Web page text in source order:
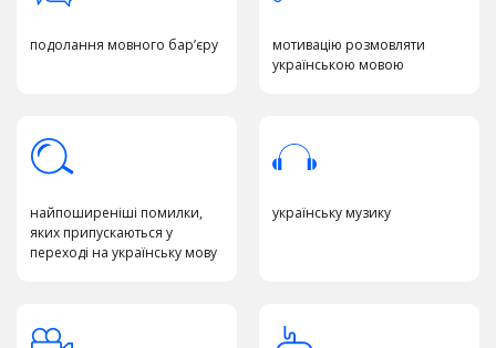
подолання мовного бар’єру
мотивацію розмовляти
українською мовою
найпоширеніші помилки,
яких припускаються у
переході на українську мову
українську музику